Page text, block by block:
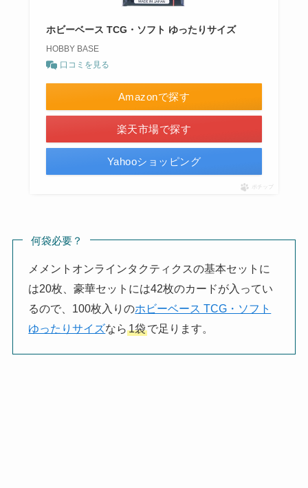
ホビーベース TCG・ソフト ゆったりサイズ
HOBBY BASE
口コミを見る
Amazonで探す
楽天市場で探す
Yahooショッピング
ポチップ
何袋必要？
メメントオンラインタクティクスの基本セットに
は20枚、豪華セットには42枚のカードが入ってい
るので、100枚入りのホビーベース TCG・ソフト
ゆったりサイズなら1袋で足ります。